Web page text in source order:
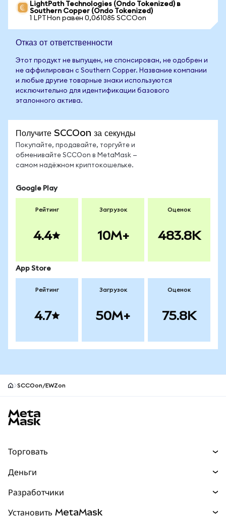
LightPath Technologies (Ondo Tokenized) в
Southern Copper (Ondo Tokenized)
1 LPTHon равен 0,061085 SCCOon
Отказ от ответственности
Этот продукт не выпущен, не спонсирован, не одобрен и
не аффилирован с Southern Copper. Название компании
и любые другие товарные знаки используются
исключительно для идентификации базового
эталонного актива.
Получите SCCOon за секунды
Покупайте, продавайте, торгуйте и
обменивайте SCCOon в MetaMask —
самом надёжном криптокошельке.
Google Play
Рейтинг
4.4
Загрузок
10M+
Оценок
483.8K
App Store
Рейтинг
4.7
Загрузок
50M+
Оценок
75.8K
SCCOon/EWZon
Торговать
Прогнозы
Перпы НОВИНКА
Деньги
Разработчики
Установить MetaMask